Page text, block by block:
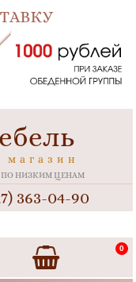
магазин
НИЗКИМ ЦЕНАМ
363-04-90
0